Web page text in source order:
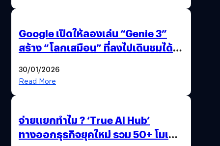
Google เปิดให้ลองเล่น “Genie 3”
สร้าง “โลกเสมือน” ที่ลงไปเดินชมได้
30/01/2026
Read More
จ่ายแยกทำไม ? ‘True AI Hub’
ทางออกธุรกิจยุคใหม่ รวม 50+ โมเดล